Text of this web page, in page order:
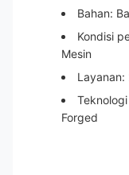
Bahan:
Kondisi
Mesin
Layanan:
Forged